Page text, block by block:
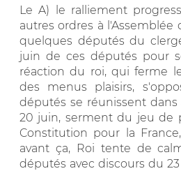
Le A) le ralliement
autres ordres à l'Assemblée
quelques députés du
juin de ces députés pour
réaction du roi, qui ferme
des menus plaisirs,
députés se réunissent
20 juin, serment du jeu de
Constitution pour la
avant ça, Roi tente de
députés avec discours du